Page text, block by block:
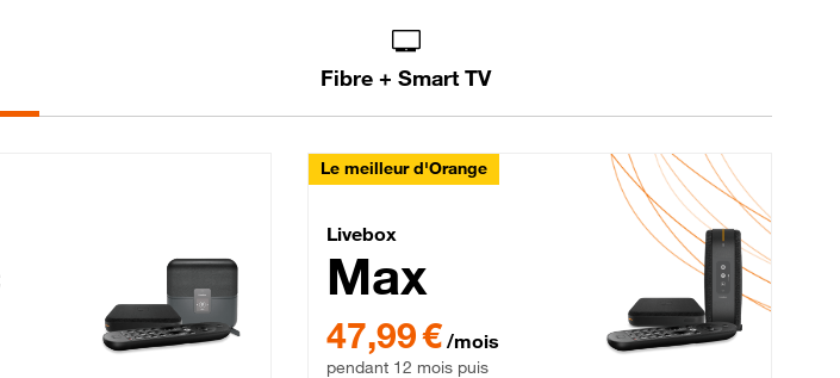
Fibre + Smart TV
Fibre
12 mois puis 42,99 € par mois, Engagement 12 mois
Le meilleur d'Orange
Livebox Max Fibre
Livebox
Max
47,99 € par mois pendant 12 mois puis 57,99 € par mois,
47,99 € /mois
pendant 12 mois puis